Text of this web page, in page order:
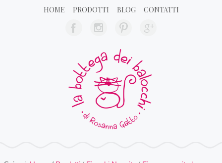
HOME PRODOTTI BLOG CONTATTI